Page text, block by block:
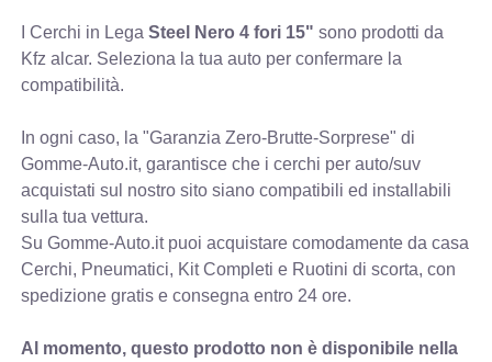
I Cerchi in LegaSteel Nero 4 fori 15" sono prodotti da
Kfz alcar. Seleziona la tua auto per confermare la
compatibilità.
In ogni caso, la "Garanzia Zero-Brutte-Sorprese" di
Gomme-Auto.it, garantisce che i cerchi per auto/suv
acquistati sul nostro sito siano compatibili ed installabili
sulla tua vettura.
Su Gomme-Auto.it puoi acquistare comodamente da casa
Cerchi, Pneumatici, Kit Completi e Ruotini di scorta, con
spedizione gratis e consegna entro 24 ore.
Al momento, questo prodotto non è disponibile nella